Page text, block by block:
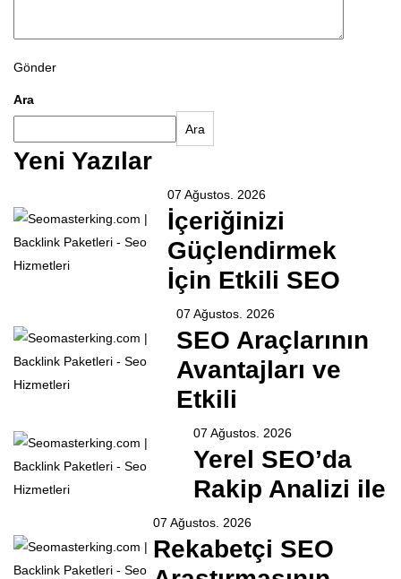
Gönder
Ara
Ara
Yeni Yazılar
07 Ağustos. 2026
İçeriğinizi
Güçlendirmek
İçin Etkili SEO
07 Ağustos. 2026
SEO Araçlarının
Avantajları ve
Etkili
07 Ağustos. 2026
Yerel SEO’da
Rakip Analizi ile
07 Ağustos. 2026
Rekabetçi SEO